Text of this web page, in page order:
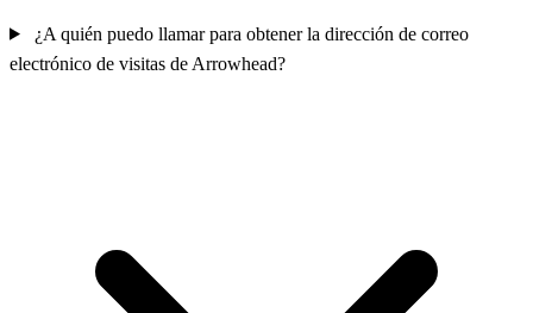
¿A quién puedo llamar para obtener la dirección de correo
electrónico de visitas de Arrowhead?